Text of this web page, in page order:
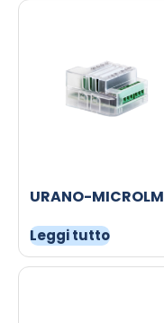
URANO-MICROLM
Leggi tutto